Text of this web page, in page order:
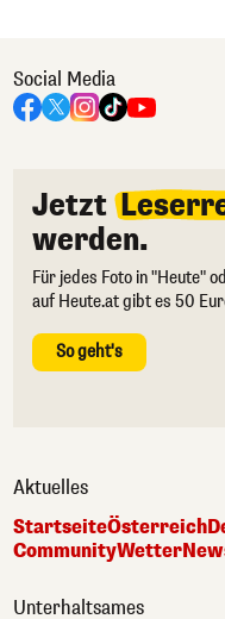
Social Media
Jetzt
werden.
Für jedes Foto in "Heute"
auf Heute.at gibt es 50
So geht's
Aktuelles
StartseiteÖsterreich
CommunityWetter
Unterhaltsames